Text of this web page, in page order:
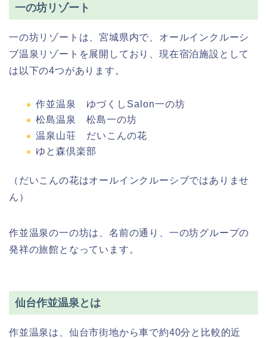
一の坊リゾート
一の坊リゾートは、宮城県内で、オールインクルーシ
ブ温泉リゾートを展開しており、現在宿泊施設として
は以下の4つがあります。
作並温泉 ゆづくしSalon一の坊
松島温泉 松島一の坊
温泉山荘 だいこんの花
ゆと森倶楽部
（だいこんの花はオールインクルーシブではありませ
ん）
作並温泉の一の坊は、名前の通り、一の坊グループの
発祥の旅館となっています。
仙台作並温泉とは
作並温泉は、仙台市街地から車で約40分と比較的近